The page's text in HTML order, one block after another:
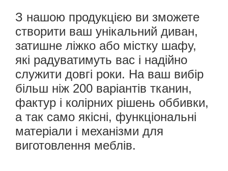
З нашою продукцією ви зможете
створити ваш унікальний диван,
затишне ліжко або містку шафу,
які радуватимуть вас і надійно
служити довгі роки. На ваш вибір
більш ніж 200 варіантів тканин,
фактур і колірних рішень оббивки,
а так само якісні, функціональні
матеріали і механізми для
виготовлення меблів.